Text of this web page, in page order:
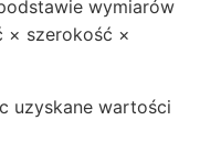
wymiarów
× szerokość ×
uzyskane wartości